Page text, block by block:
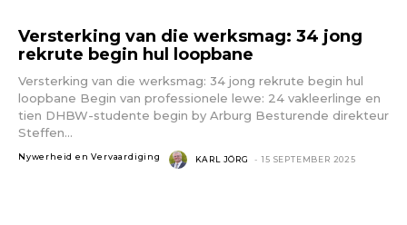
Versterking van die werksmag: 34 jong
rekrute begin hul loopbane
Versterking van die werksmag: 34 jong rekrute begin hul
loopbane Begin van professionele lewe: 24 vakleerlinge en
tien DHBW-studente begin by Arburg Besturende direkteur
Steffen...
Nywerheid en Vervaardiging KARL JÖRG - 15 SEPTEMBER 2025